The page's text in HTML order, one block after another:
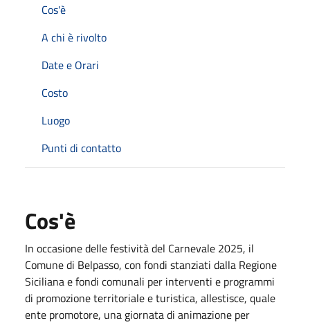
Cos'è
A chi è rivolto
Date e Orari
Costo
Luogo
Punti di contatto
Cos'è
In occasione delle festività del Carnevale 2025, il
Comune di Belpasso, con fondi stanziati dalla Regione
Siciliana e fondi comunali per interventi e programmi
di promozione territoriale e turistica, allestisce, quale
ente promotore, una giornata di animazione per